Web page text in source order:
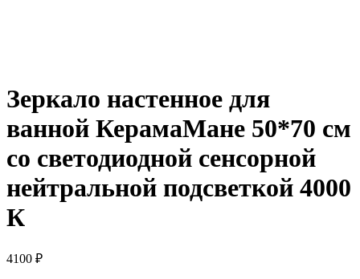
Зеркало настенное для
ванной КерамаМане 50*70 см
со светодиодной сенсорной
нейтральной подсветкой 4000
К
4100 ₽